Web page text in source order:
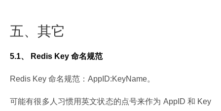
五、其它
5.1、 Redis Key 命名规范
Redis Key 命名规范：AppID:KeyName。
可能有很多人习惯用英文状态的点号来作为 AppID 和 Key